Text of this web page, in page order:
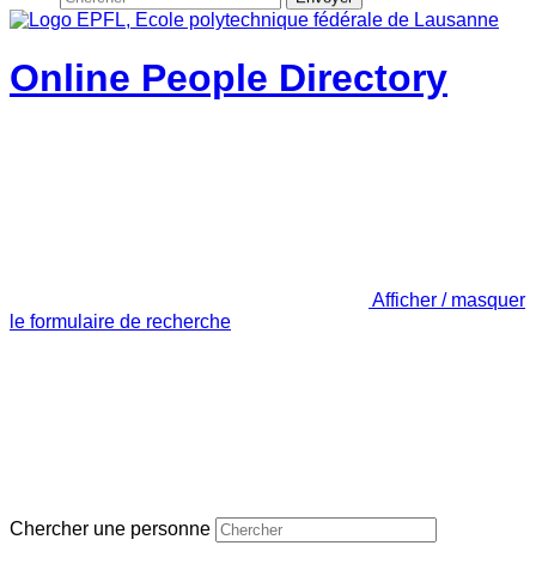
Online People Directory
Afficher / masquer
le formulaire de recherche
Chercher une personne